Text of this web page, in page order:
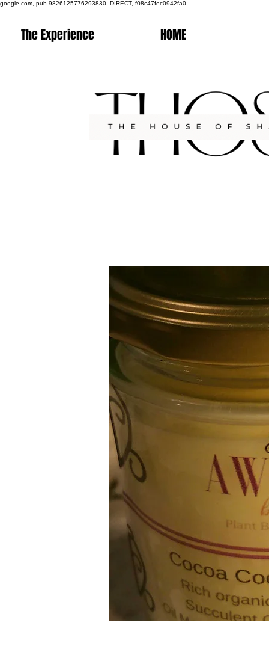
google.com, pub-9826125776293830, DIRECT, f08c47fec0942fa0
The Experience HOME